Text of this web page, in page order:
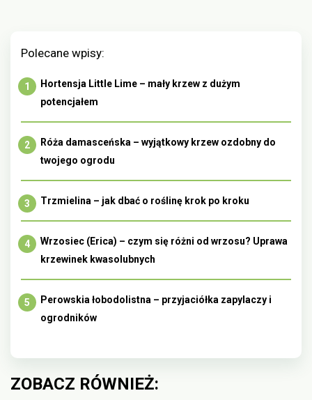
Polecane wpisy:
Hortensja Little Lime – mały krzew z dużym
potencjałem
Róża damasceńska – wyjątkowy krzew ozdobny do
twojego ogrodu
Trzmielina – jak dbać o roślinę krok po kroku
Wrzosiec (Erica) – czym się różni od wrzosu? Uprawa
krzewinek kwasolubnych
Perowskia łobodolistna – przyjaciółka zapylaczy i
ogrodników
ZOBACZ RÓWNIEŻ: